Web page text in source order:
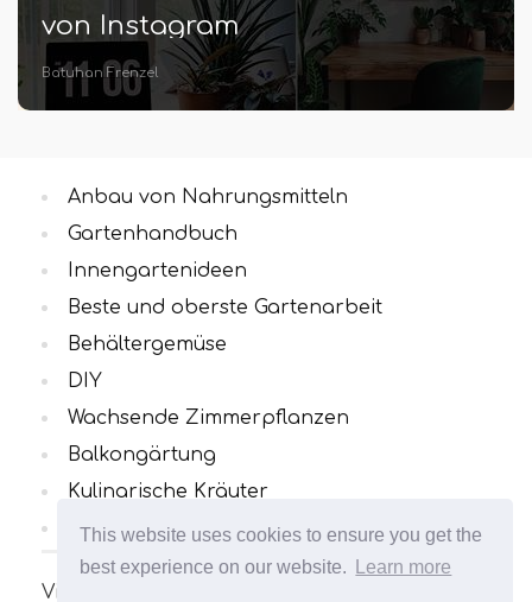
This website uses cookies to ensure you get the
best experience on our website.
Learn more
von Instagram
Batuhan Frenzel
Viele interessante und nützliche Artikel zum
Anbau von Nahrungsmitteln
Gartenhandbuch
Innengartenideen
Beste und oberste Gartenarbeit
Behältergemüse
DIY
Wachsende Zimmerpflanzen
Balkongärtung
Kulinarische Kräuter
Alle Kategorien